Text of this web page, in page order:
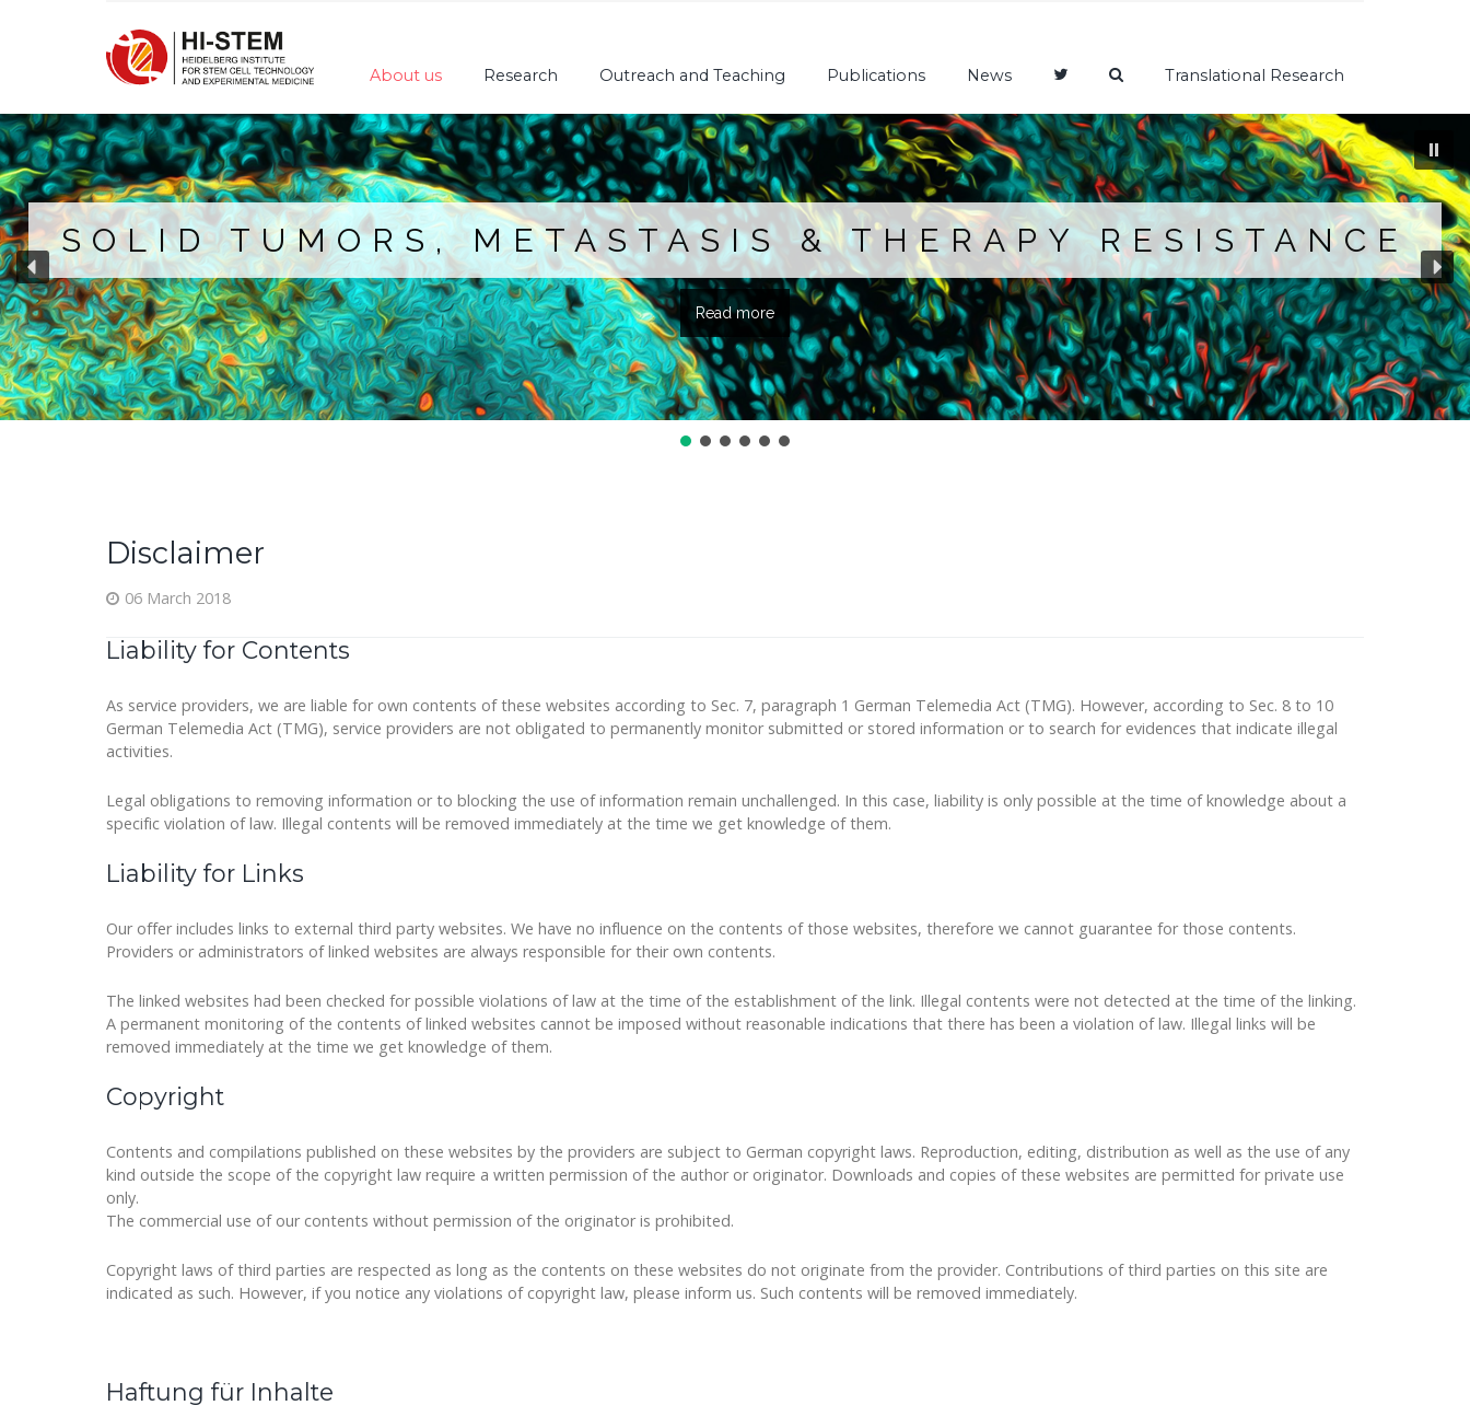
About us Research Outreach and Teaching Publications News Translational Research
SOLID TUMORS, METASTASIS & THERAPY RESISTANCE
Read more
Disclaimer
06 March 2018
Liability for Contents
As service providers, we are liable for own contents of these websites according to Sec. 7, paragraph 1 German Telemedia Act (TMG). However, according to Sec. 8 to 10
German Telemedia Act (TMG), service providers are not obligated to permanently monitor submitted or stored information or to search for evidences that indicate illegal
activities.
Legal obligations to removing information or to blocking the use of information remain unchallenged. In this case, liability is only possible at the time of knowledge about a
specific violation of law. Illegal contents will be removed immediately at the time we get knowledge of them.
Liability for Links
Our offer includes links to external third party websites. We have no influence on the contents of those websites, therefore we cannot guarantee for those contents.
Providers or administrators of linked websites are always responsible for their own contents.
The linked websites had been checked for possible violations of law at the time of the establishment of the link. Illegal contents were not detected at the time of the linking.
A permanent monitoring of the contents of linked websites cannot be imposed without reasonable indications that there has been a violation of law. Illegal links will be
removed immediately at the time we get knowledge of them.
Copyright
Contents and compilations published on these websites by the providers are subject to German copyright laws. Reproduction, editing, distribution as well as the use of any
kind outside the scope of the copyright law require a written permission of the author or originator. Downloads and copies of these websites are permitted for private use
only.
The commercial use of our contents without permission of the originator is prohibited.
Copyright laws of third parties are respected as long as the contents on these websites do not originate from the provider. Contributions of third parties on this site are
indicated as such. However, if you notice any violations of copyright law, please inform us. Such contents will be removed immediately.
Haftung für Inhalte